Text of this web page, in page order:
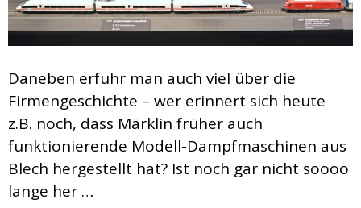
Daneben erfuhr man auch viel über die
Firmengeschichte – wer erinnert sich heute
z.B. noch, dass Märklin früher auch
funktionierende Modell-Dampfmaschinen aus
Blech hergestellt hat? Ist noch gar nicht soooo
lange her …